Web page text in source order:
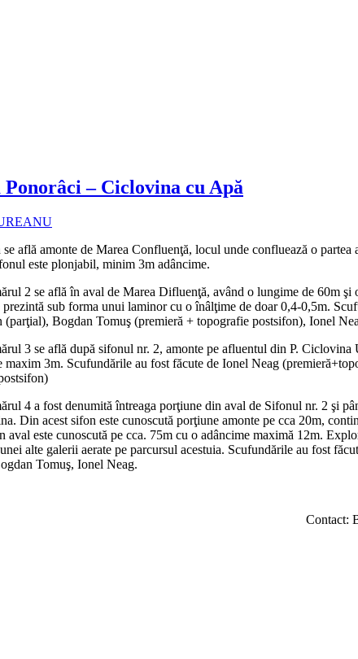
Ponorâci – Ciclovina cu Apă
află amonte de Marea Confluenţă, locul unde confluează o partea
este plonjabil, minim 3m adâncime.
2 se află în aval de Marea Difluenţă, având o lungime de 60m şi
prezintă sub forma unui laminor cu o înâlţime de doar 0,4-0,5m.
(parţial), Bogdan Tomuş (premieră + topografie postsifon), Ionel
3 se află după sifonul nr. 2, amonte pe afluentul din P. Ciclovina
maxim 3m. Scufundările au fost făcute de Ionel Neag
4 a fost denumită întreaga porţiune din aval de Sifonul nr. 2 şi
Din acest sifon este cunoscută porţiune amonte pe cca 20m,
aval este cunoscută pe cca. 75m cu o adâncime maximă 12m.
alte galerii aerate pe parcursul acestuia. Scufundările au fost
Tomuş, Ionel Neag.
Contact: